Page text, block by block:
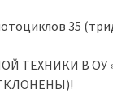
35
ТЕХНИКИ В ОУ